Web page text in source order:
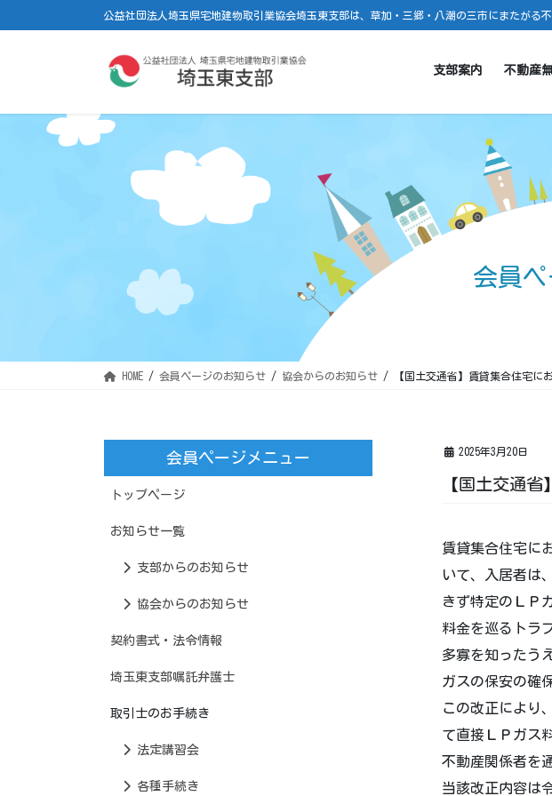
ン
に
ビ
ョ
公益社団法人埼玉県宅地建物取引業協会埼玉東支部は、草加・三郷・八潮の三市にまたがる
支部案内 不動産
会員
HOME 会員ページのお知らせ 協会からのお知らせ 【国土交通省】賃貸集合住宅に
2025年3月20日
【国土交通
賃貸集合住宅に
いて、入居者は
きず特定のＬＰ
料金を巡るトラ
多寡を知ったう
ガスの保安の確
この改正により
て直接ＬＰガス
不動産関係者を
当該改正内容は
会員ページメニュー
トップページ
お知らせ一覧
支部からのお知らせ
協会からのお知らせ
契約書式・法令情報
埼玉東支部嘱託弁護士
取引士のお手続き
法定講習会
各種手続き